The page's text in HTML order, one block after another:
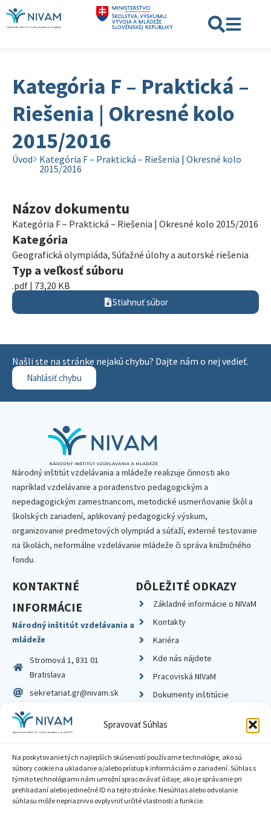
Spravovať Súhlas
Na poskytovanie tých najlepších skúseností používame technológie, ako sú
súbory cookie na ukladanie a/alebo prístup k informáciám o zariadení. Súhlas s
týmito technológiami nám umožní spracovávať údaje, ako je správanie pri
prehliadaní alebo jedinečné ID na tejto stránke. Nesúhlas alebo odvolanie
súhlasu môže nepriaznivo ovplyvniť určité vlastnosti a funkcie.
Kategória F – Praktická –
Riešenia | Okresné kolo
2015/2016
Úvod
Kategória F – Praktická – Riešenia | Okresné kolo
2015/2016
Názov dokumentu
Kategória F – Praktická – Riešenia | Okresné kolo 2015/2016
Kategória
Geografická olympiáda, Súťažné úlohy a autorské riešenia
Typ a veľkosť súboru
.pdf | 73,20 KB
Stiahnuť súbor
Našli ste na stránke nejakú chybu? Dajte nám o nej vedieť.
Nahlásiť chybu
Národný inštitút vzdelávania a mládeže realizuje činnosti ako
napríklad vzdelávanie a poradenstvo pedagogickým a
nepedagogickým zamestnancom, metodické usmerňovanie škôl a
školských zariadení, aplikovaný pedagogický výskum,
organizovanie predmetových olympiád a súťaží, externé testovanie
na školách, neformálne vzdelávanie mládeže či správa knižničného
fondu.
KONTAKTNÉ
INFORMÁCIE
Národný inštitút vzdelávania a
mládeže
Stromová 1, 831 01
Bratislava
sekretariat.gr@nivam.sk
IČO: 00164348
DIČ: 2020798714
DÔLEŽITÉ ODKAZY
Základné informácie o NIVaM
Kontakty
Kariéra
Kde nás nájdete
Pracoviská NIVaM
Dokumenty inštitúcie
Zásady ochrany súkromia